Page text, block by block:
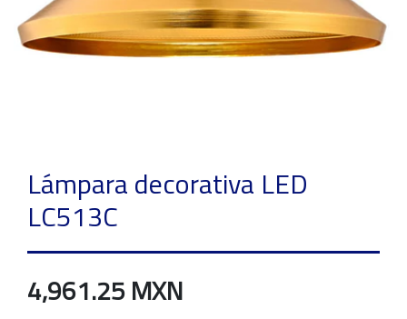
Lámpara decorativa LED
LC513C
4,961.25 MXN